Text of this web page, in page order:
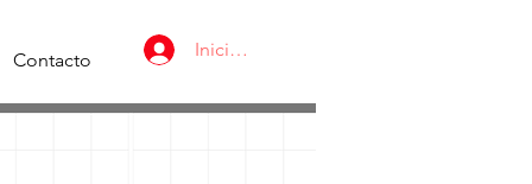
Contacto Iniciar Sesión